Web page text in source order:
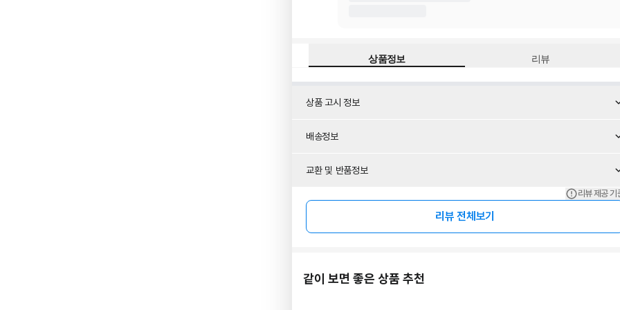
상품정보 리뷰
상품 고시 정보
배송정보
교환 및 반품정보
리뷰 제공 기
리뷰 전체보기
같이 보면 좋은 상품 추천